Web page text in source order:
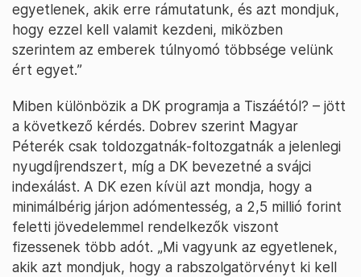
egyetlenek, akik erre rámutatunk, és azt mondjuk,
hogy ezzel kell valamit kezdeni, miközben
szerintem az emberek túlnyomó többsége velünk
ért egyet.”
Miben különbözik a DK programja a Tiszáétól? – jött
a következő kérdés. Dobrev szerint Magyar
Péterék csak toldozgatnák-foltozgatnák a jelenlegi
nyugdíjrendszert, míg a DK bevezetné a svájci
indexálást. A DK ezen kívül azt mondja, hogy a
minimálbérig járjon adómentesség, a 2,5 millió forint
feletti jövedelemmel rendelkezők viszont
fizessenek több adót. „Mi vagyunk az egyetlenek,
akik azt mondjuk, hogy a rabszolgatörvényt ki kell